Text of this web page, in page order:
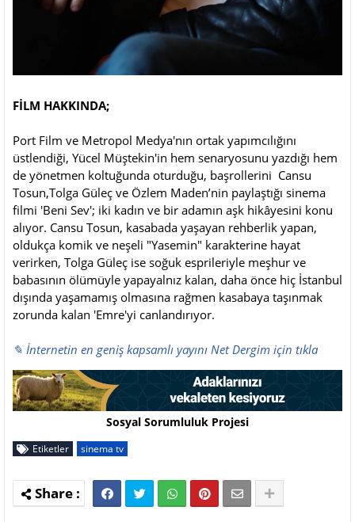
FİLM HAKKINDA;
Port Film ve Metropol Medya'nın ortak yapımcılığını
üstlendiği, Yücel Müştekin'in hem senaryosunu yazdığı hem
de yönetmen koltuğunda oturduğu, başrollerini Cansu
Tosun,Tolga Güleç ve Özlem Maden’nin paylaştığı sinema
filmi 'Beni Sev'; iki kadın ve bir adamın aşk hikâyesini konu
alıyor. Cansu Tosun, kasabada yaşayan rehberlik yapan,
oldukça komik ve neşeli "Yasemin" karakterine hayat
verirken, Tolga Güleç ise soğuk esprileriyle meşhur ve
babasının ölümüyle yapayalnız kalan, daha önce hiç İstanbul
dışında yaşamamış olmasına rağmen kasabaya taşınmak
zorunda kalan 'Emre'yi canlandırıyor.
✎ İnternetin en geniş kapsamlı yayını Net Dergim için tıkla
Sosyal Sorumluluk Projesi
Etiketler sinema tv